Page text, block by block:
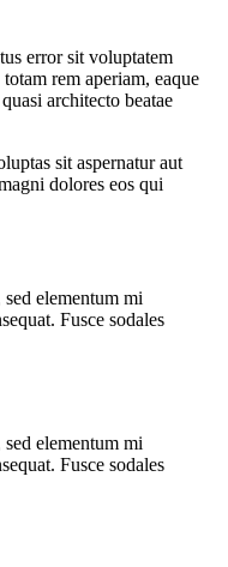
error sit voluptatem
rem aperiam, eaque
architecto beatae
sit aspernatur aut
dolores eos qui
elementum mi
Fusce sodales
elementum mi
Fusce sodales